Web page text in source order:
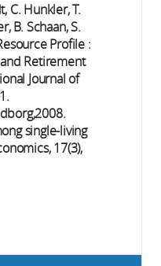
C. Hunkler, T.
B. Schaan, S.
Profile :
Retirement
Journal of
single-living
17(3),